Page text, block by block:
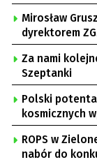
Gazowni
Mirosław
dyrektorem
Za nami
Szeptanki
Polski
kosmicznych
Zielonej Góry
ROPS w
nabór do